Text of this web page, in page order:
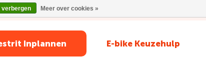
Inplannen E-bike Keuzehulp
verbergen Meer over cookies »